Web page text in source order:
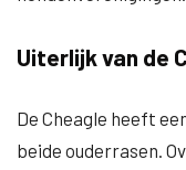
Uiterlijk van de
De Cheagle heeft
beide ouderrasen.